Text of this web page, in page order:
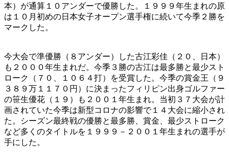
本）が通算１０アンダーで優勝した。１９９９年生まれの原
は１０月初めの日本女子オープン選手権に続いて今季２勝を
マークした。
今大会で準優勝（８アンダー）した古江彩佳（２０、日本）
も２０００年生まれだ。今季３勝の古江は最多勝と最少スト
ローク（７０、１０６４打）を受賞した。今季の賞金王（９
３８９万１１７０円）に決まったフィリピン出身ゴルファー
の笹生優花（１９）も２００１年生まれ。当初３７大会が計
画されていた今季は新型コロナの影響で１４大会に縮小され
た。シーズン最終戦の優勝と最多勝、賞金、最少ストローク
など多くのタイトルを１９９９－２００１年生まれの選手が
手にした。